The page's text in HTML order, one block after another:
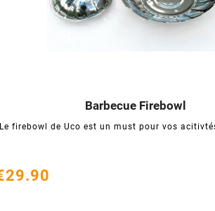
Barbecue Firebowl
Le firebowl de Uco est un must pour vos
   